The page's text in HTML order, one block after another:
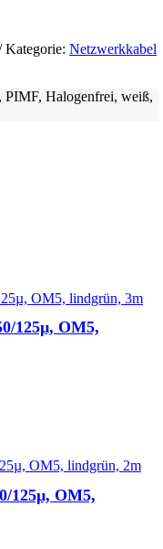
Kategorie: Netzwerkkabel
PIMF, Halogenfrei, weiß,
125µ, OM5,
125µ, OM5,